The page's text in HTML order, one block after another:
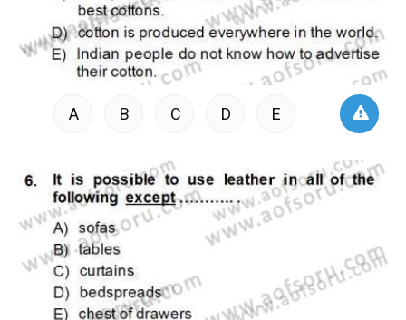
A B C D E